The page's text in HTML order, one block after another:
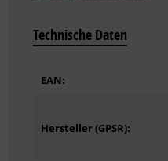
Technische Daten
EAN:
Hersteller (GPSR):